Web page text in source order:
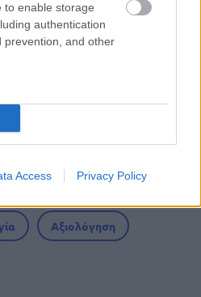
to enable storage
authentication
prevention, and other
Access Privacy Policy
Αξιολόγηση